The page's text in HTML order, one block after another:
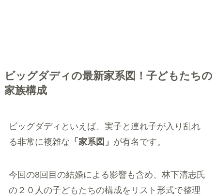
ビッグダディの最新家系図！子どもたちの
家族構成
ビッグダディといえば、実子と連れ子が入り乱れ
る非常に複雑な 「家系図」 が有名です。
今回の8回目の結婚による影響も含め、林下清志氏
の２０人の子どもたちの構成をリスト形式で整理